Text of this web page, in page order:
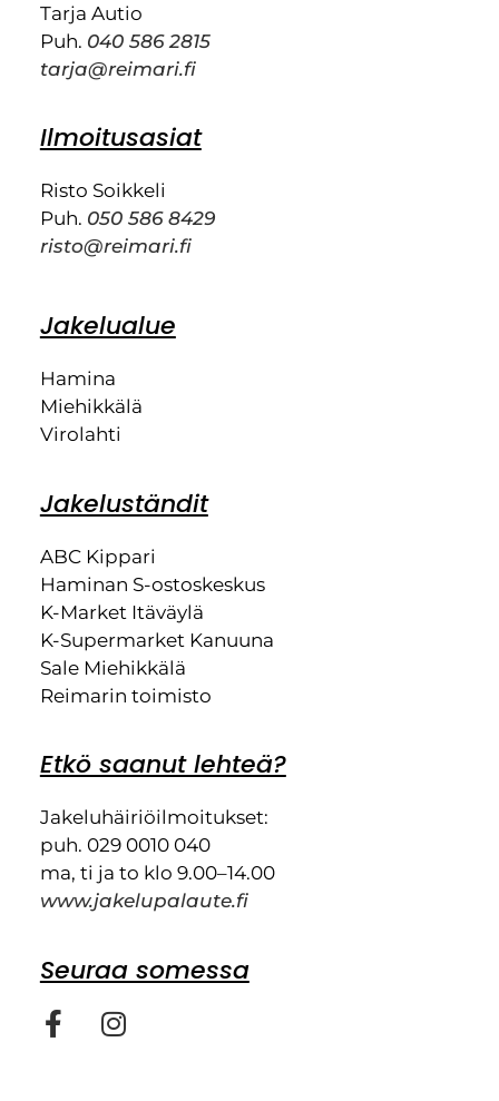
Tarja Autio
Puh. 040 586 2815
tarja@reimari.fi
Ilmoitusasiat
Risto Soikkeli
Puh. 050 586 8429
risto@reimari.fi
Jakelualue
Hamina
Miehikkälä
Virolahti
Jakeluständit
ABC Kippari
Haminan S-ostoskeskus
K-Market Itäväylä
K-Supermarket Kanuuna
Sale Miehikkälä
Reimarin toimisto
Etkö saanut lehteä?
Jakeluhäiriöilmoitukset:
puh. 029 0010 040
ma, ti ja to klo 9.00–14.00
www.jakelupalaute.fi
Seuraa somessa